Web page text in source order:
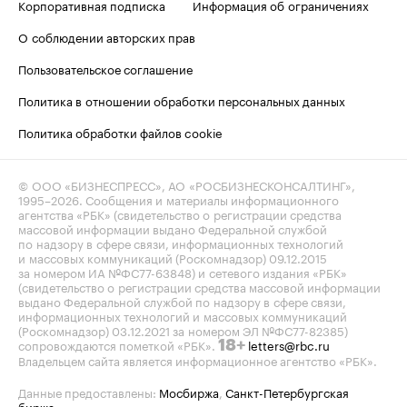
Корпоративная подписка
Информация об ограничениях
О соблюдении авторских прав
Пользовательское соглашение
Политика в отношении обработки персональных данных
Политика обработки файлов cookie
© ООО «БИЗНЕСПРЕСС», АО «РОСБИЗНЕСКОНСАЛТИНГ»,
1995–2026. Сообщения и материалы информационного
агентства «РБК» (свидетельство о регистрации средства
массовой информации выдано Федеральной службой
по надзору в сфере связи, информационных технологий
и массовых коммуникаций (Роскомнадзор) 09.12.2015
за номером ИА №ФС77-63848) и сетевого издания «РБК»
(свидетельство о регистрации средства массовой информации
выдано Федеральной службой по надзору в сфере связи,
информационных технологий и массовых коммуникаций
(Роскомнадзор) 03.12.2021 за номером ЭЛ №ФС77-82385)
сопровождаются пометкой «РБК». 18+ letters@rbc.ru
Владельцем сайта является информационное агентство «РБК».
Данные предоставлены: Мосбиржа, Санкт-Петербургская